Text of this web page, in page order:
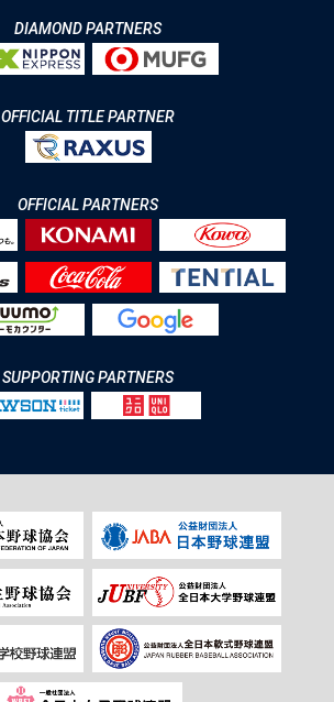
DIAMOND PARTNERS
OFFICIAL TITLE PARTNER
OFFICIAL PARTNERS
SUPPORTING PARTNERS